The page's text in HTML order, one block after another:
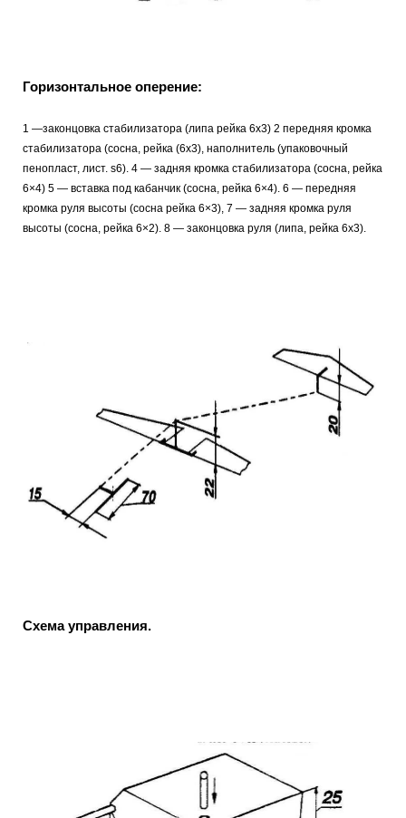
Горизонтальное оперение:
1 —законцовка стабилизатора (липа рейка 6х3) 2 передняя кромка
стабилизатора (сосна, рейка (6х3), наполнитель (упаковочный
пенопласт, лист. s6). 4 — задняя кромка стабилизатора (сосна, рейка
6×4) 5 — вставка под кабанчик (сосна, рейка 6×4). 6 — передняя
кромка руля высоты (сосна рейка 6×3), 7 — задняя кромка руля
высоты (сосна, рейка 6×2). 8 — законцовка руля (липа, рейка 6х3).
Схема управления.